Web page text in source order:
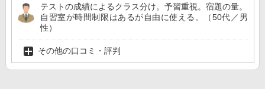
テストの成績によるクラス分け。予習重視。宿題の量。
自習室が時間制限はあるが自由に使える。（50代／男
性）
その他の口コミ・評判